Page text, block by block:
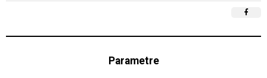
Parametre